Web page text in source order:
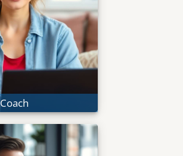
Coach
Coaching
Tiefe
®